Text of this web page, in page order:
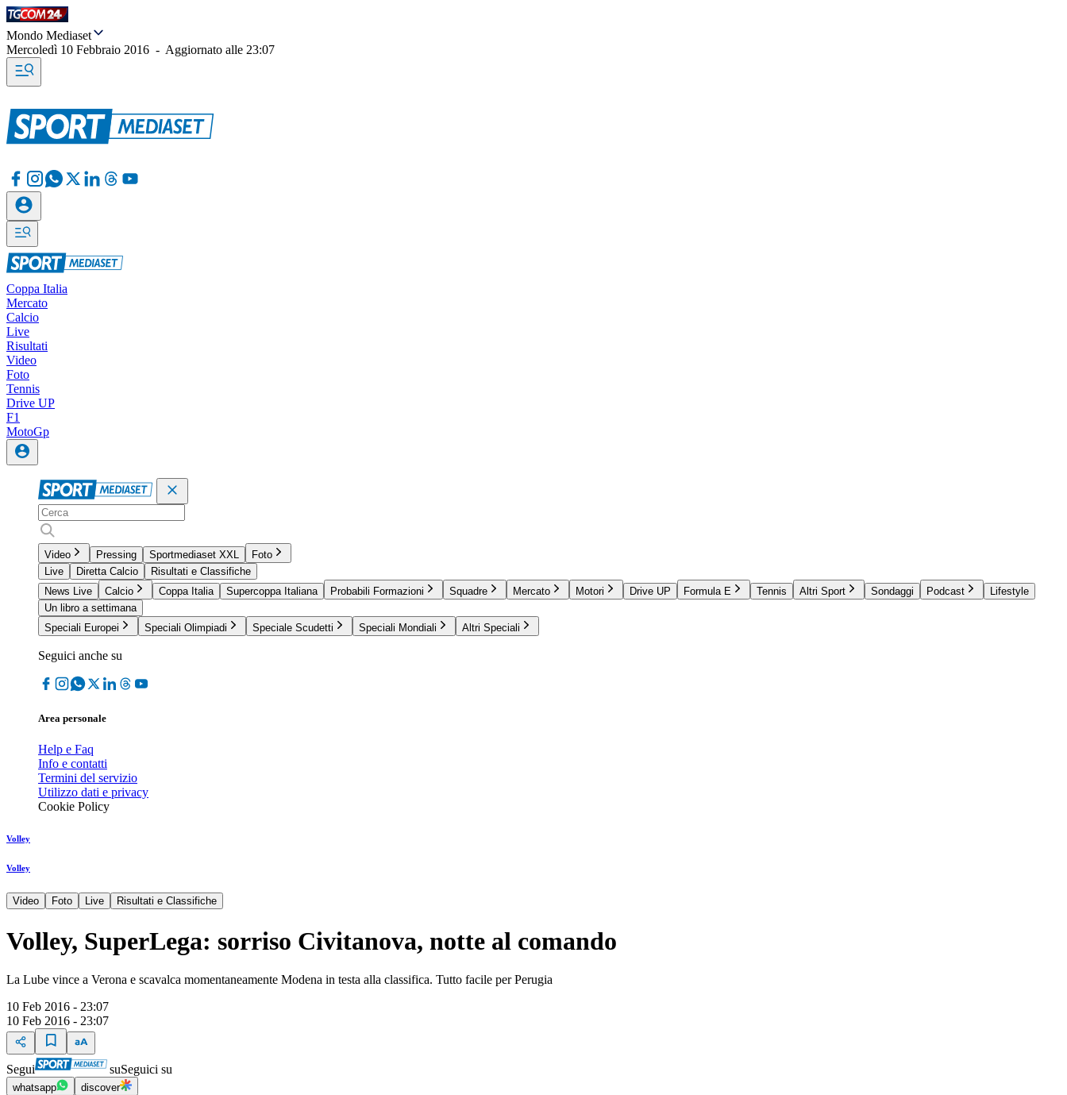
Mondo Mediaset
Mercoledì 10 Febbraio 2016 - Aggiornato alle 23:07
Coppa Italia
Mercato
Calcio
Live
Risultati
Video
Foto
Tennis
Drive UP
F1
MotoGp
Video Pressing Sportmediaset XXL
Foto
Live
Diretta Calcio
Risultati e Classifiche
News Live
Calcio Coppa Italia Supercoppa Italiana Probabili Formazioni Squadre Mercato Motori Drive UP Formula E Tennis Altri Sport Sondaggi Podcast
Lifestyle
Un libro a settimana
Speciali Europei
Speciali Olimpiadi Speciale Scudetti Speciali Mondiali Altri Speciali
Seguici anche su
Area personale
Help e Faq
Info e contatti
Termini del servizio
Utilizzo dati e privacy
Cookie Policy
Volley
Volley
Video Foto Live Risultati e Classifiche
Volley, SuperLega: sorriso Civitanova, notte al comando
La Lube vince a Verona e scavalca momentaneamente Modena in testa alla classifica. Tutto facile per Perugia
10 Feb 2016 - 23:07
10 Feb 2016 - 23:07
Segui suSeguici su
whatsapp discover